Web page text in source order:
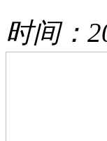
时间：